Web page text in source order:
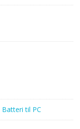
Batteri til PC